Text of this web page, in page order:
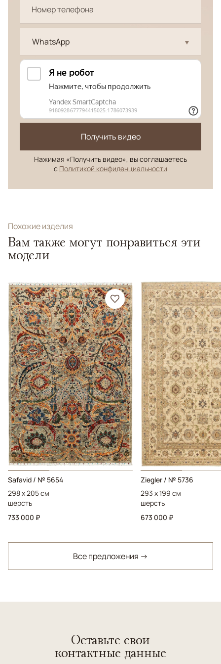
WhatsApp
Получить видео
Нажимая «Получить видео», вы соглашаетесь
с Политикой конфиденциальности
Похожие изделия
Вам также могут понравиться эти
модели
Safavid / № 5654
298 x 205 см
шерсть
733 000 ₽
Ziegler / № 5736
293 x 199 см
шерсть
673 000 ₽
Все предложения →
Оставьте свои
контактные данные